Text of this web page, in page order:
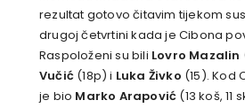
rezultat gotovo čitavim tijekom
drugoj četvrtini kada je Cibona
Raspoloženi su bili Lovro Mazalin
Vučić (18p) i Luka Živko (15). Kod
je bio Marko Arapović (13 koš, 11